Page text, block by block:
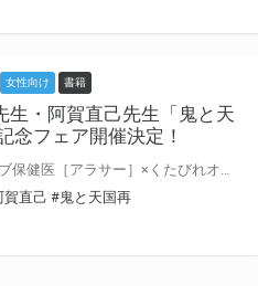
女性向け 書籍
生・阿賀直己先生「鬼と天
念フェア開催決定！
賀直己 #鬼と天国再